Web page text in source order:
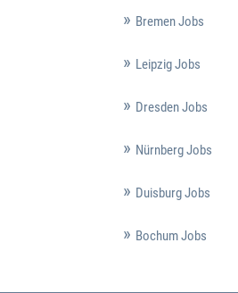
Bremen Jobs
Leipzig Jobs
Dresden Jobs
Nürnberg Jobs
Duisburg Jobs
Bochum Jobs